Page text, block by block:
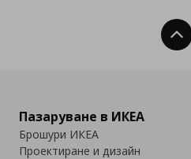
Пазаруване в ИКЕА
Брошури ИКЕА
Проектиране и дизайн